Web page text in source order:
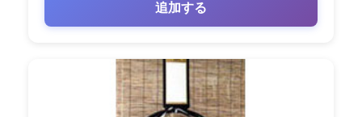
追加する